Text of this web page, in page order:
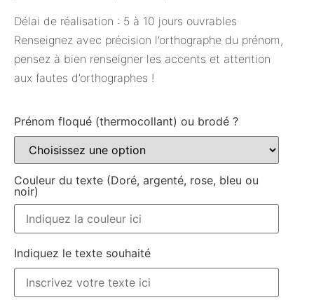
Délai de réalisation : 5 à 10 jours ouvrables
Renseignez avec précision l’orthographe du prénom,
pensez à bien renseigner les accents et attention
aux fautes d’orthographes !
Prénom floqué (thermocollant) ou brodé ?
Couleur du texte (Doré, argenté, rose, bleu ou
noir)
Indiquez le texte souhaité